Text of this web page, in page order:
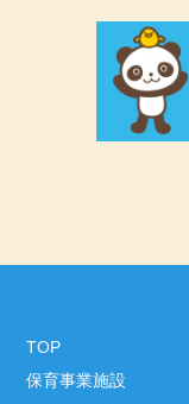
TOP
保育事業施設